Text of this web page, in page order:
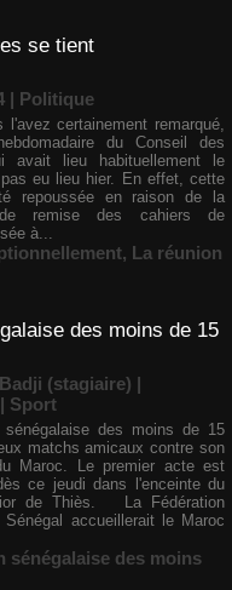
se tient
| Politique
l'avez certainement remarqué,
du Conseil des
avait lieu habituellement le
eu lieu hier. En effet, cette
repoussée en raison de la
de remise des cahiers de
à...
, La réunion
des moins de 15
(stagiaire) |
| Sport
des moins de 15
matchs amicaux contre son
Maroc. Le premier acte est
ce jeudi dans l'enceinte du
de Thiès. La Fédération
accueillerait le Maroc
sénégalaise des moins